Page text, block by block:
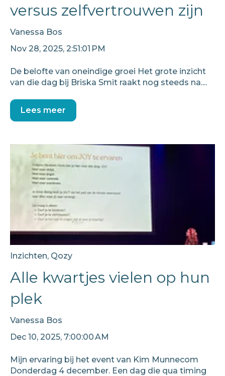
versus zelfvertrouwen zijn
Vanessa Bos
Nov 28, 2025, 2:51:01 PM
De belofte van oneindige groei Het grote inzicht
van die dag bij Briska Smit raakt nog steeds na....
Lees meer
Inzichten, Qozy
Alle kwartjes vielen op hun
plek
Vanessa Bos
Dec 10, 2025, 7:00:00 AM
Mijn ervaring bij het event van Kim Munnecom
Donderdag 4 december. Een dag die qua timing